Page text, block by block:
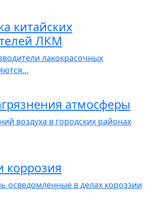
китайских
ЛКМ
лакокрасочных
атмосферы
воздуха в городских районах
коррозия
осведомленные в делах короззии